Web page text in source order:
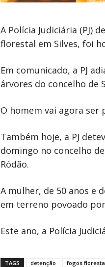
A Polícia Judiciária (PJ)
florestal em Silves, foi
Em comunicado, a PJ
árvores do concelho de
O homem vai agora
Também hoje, a PJ
domingo no concelho
Ródão.
A mulher, de 50 anos e
em terreno povoado
Este ano, a Polícia
TAGS detenção fogos